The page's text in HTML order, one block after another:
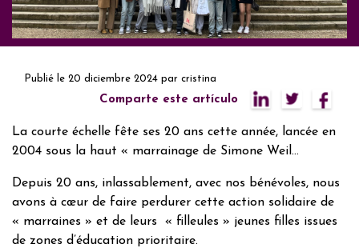
Publié le 20 diciembre 2024 par cristina
Comparte este artículo
La courte échelle fête ses 20 ans cette année, lancée en
2004 sous la haut « marrainage de Simone Weil…
Depuis 20 ans, inlassablement, avec nos bénévoles, nous
avons à cœur de faire perdurer cette action solidaire de
« marraines » et de leurs « filleules » jeunes filles issues
de zones d’éducation prioritaire.